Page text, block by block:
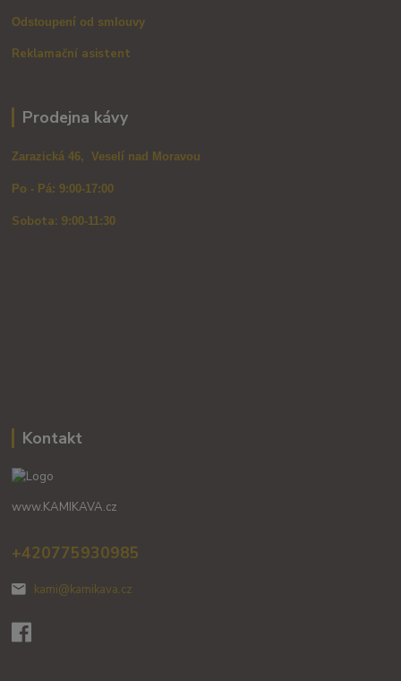
Odstoupení od smlouvy
Reklamační asistent
Prodejna kávy
Zarazická 46, Veselí nad Moravou
Po - Pá: 9:00-17:00
Sobota: 9:00-11:30
Kontakt
www.KAMIKAVA.cz
+420775930985
kami@kamikava.cz